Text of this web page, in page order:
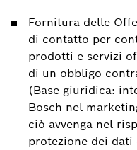
Fornitura delle
di contatto per
prodotti e servizi
di un obbligo
(Base giuridica:
Bosch nel
ciò avvenga nel
protezione dei dati